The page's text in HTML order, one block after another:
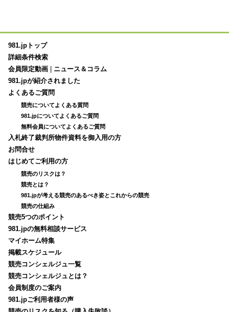
981.jpトップ
詳細条件検索
会員限定動画
ニュース＆コラム
981.jpが紹介されました
よくあるご質問
競売についてよくある質問
981.jpについてよくあるご質問
無料会員についてよくあるご質問
入札終了裁判所物件資料を御入用の方
お問合せ
はじめてご利用の方
競売のリスクは？
競売とは？
981.jpが考える競売のあるべき姿とこれからの競売
競売の仕組み
競売5つのポイント
981.jpの無料相談サービス
マイホーム特集
掲載スケジュール
競売コンシェルジュ一覧
競売コンシェルジュとは？
会員制度のご案内
981.jpご利用者様の声